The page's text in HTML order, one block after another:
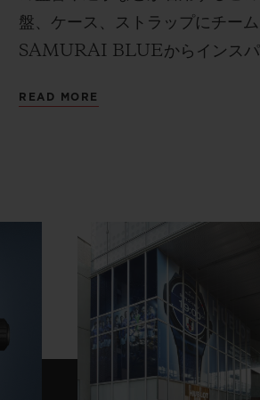
盤 、ケース、ストラップにチー
SAMURAI BLUEから インス
バンeブルー ヴィクトリー」の
「ビッグ・バン
ブルー ヴィク
ロのコネクテッドウォッチコレ
e」の第三世代で、これ
能で刺激的な「ビッグ・バン
高精細スクリーンを備え、新た
サッカー専用アプリによって、
光の瞬間をとらえることができ
READ MORE
FIND